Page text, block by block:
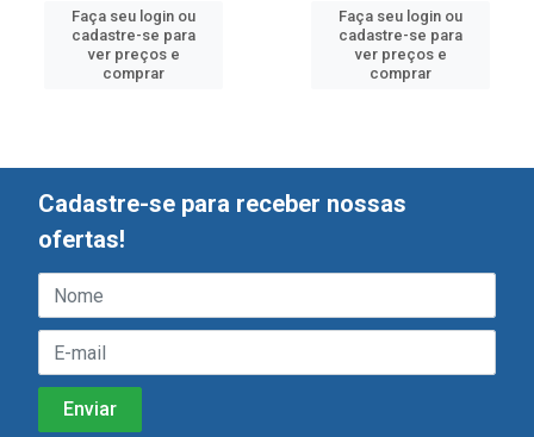
Faça seu login ou
cadastre-se para
ver preços e
comprar
Faça seu login ou
cadastre-se para
ver preços e
comprar
Cadastre-se para receber nossas
ofertas!